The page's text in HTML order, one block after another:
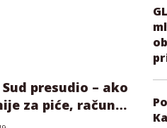
Sud presudio – ako
za piće, račun